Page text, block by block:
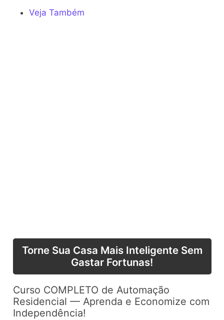
Veja Também
Torne Sua Casa Mais Inteligente Sem
Gastar Fortunas!
Curso COMPLETO de Automação
Residencial — Aprenda e Economize com
Independência!